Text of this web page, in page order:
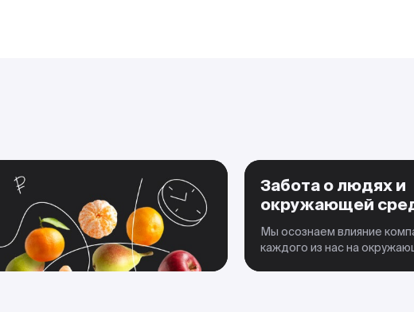
Забота о людях и
окружающей
Мы осознаем влияние
каждого из нас на